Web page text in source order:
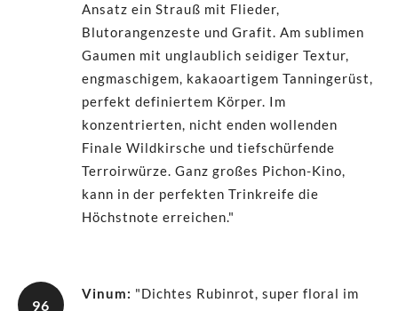
Ansatz ein Strauß mit Flieder,
Blutorangenzeste und Grafit. Am sublimen
Gaumen mit unglaublich seidiger Textur,
engmaschigem, kakaoartigem Tanningerüst,
perfekt definiertem Körper. Im
konzentrierten, nicht enden wollenden
Finale Wildkirsche und tiefschürfende
Terroirwürze. Ganz großes Pichon-Kino,
kann in der perfekten Trinkreife die
Höchstnote erreichen."
96
Vinum: "Dichtes Rubinrot, super floral im